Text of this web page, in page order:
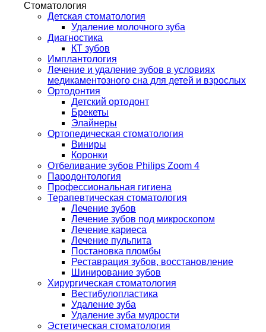
Стоматология
Детская стоматология
Удаление молочного зуба
Диагностика
КТ зубов
Имплантология
Лечение и удаление зубов в условиях
медикаментозного сна для детей и взрослых
Ортодонтия
Детский ортодонт
Брекеты
Элайнеры
Ортопедическая стоматология
Виниры
Коронки
Отбеливание зубов Philips Zoom 4
Пародонтология
Профессиональная гигиена
Терапевтическая стоматология
Лечение зубов
Лечение зубов под микроскопом
Лечение кариеса
Лечение пульпита
Постановка пломбы
Реставрация зубов, восстановление
Шинирование зубов
Хирургическая стоматология
Вестибулопластика
Удаление зуба
Удаление зуба мудрости
Эстетическая стоматология